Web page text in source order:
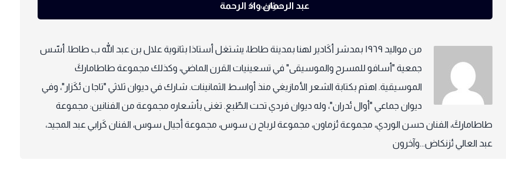
عبد الرحمان واد الرحمة
مؤلف
من مواليد ١٩٦٩ بمدشر أكَادير لهنا بمدينة طاطا، يشتغل أستاذا بثانوية علال بن عبد الله ب طاطا. أسّس
جمعية "أسافو للمسرح والموسيقى" في تسعينيات القرن الماضي، وكذلك مجموعة طاطاماركَ
الموسيقية. اهتم بكتابة الشعر الأمازيغي منذ أواسط الثمانينات. شارك في ديوان ثلاثي "تاجا ن ئكَزار"، وفي
ديوان جماعي "أوال ئدران"، وله ديوان فردي تحت الطّبع. تغنى بأشعاره مجموعة من الفنانين: مجموعة
طاطاماركَ، الفنان حسن الوردي، مجموعة ئزماون، مجموعة لرباح ن سوس، مجموعة أجيال سوس، الفنان كَرابي عبد المجيد،
عبد العالي ئزنكاض...وآخرون